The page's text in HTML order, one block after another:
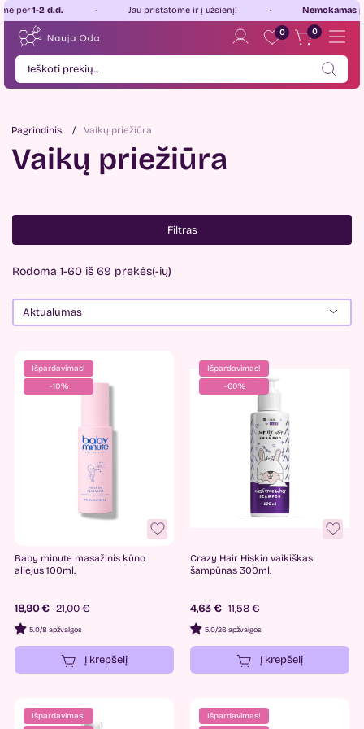
Jau pristatome ir į užsienį! Nemokamas pristatymas
0 0
Pagrindinis Vaikų priežiūra
Vaikų priežiūra
Filtras
2€
Gamintojai
ATOPALM
CANTABRIA LABS
Formal Bee 2
Hiskin 6
K-MOM
Rodoma 1-60 iš 69 prekės(-ių)
Aktualumas
Išpardavimas!
−10%
Baby minute masažinis kūno
aliejus 100ml.
18,90 € 21,00 €
5.0/8 apžvalgos
Į krepšelį
Išpardavimas!
−60%
Crazy Hair Hiskin vaikiškas
šampūnas 300ml.
4,63 € 11,58 €
5.0/26 apžvalgos
Į krepšelį
Išpardavimas!
Išpardavimas!